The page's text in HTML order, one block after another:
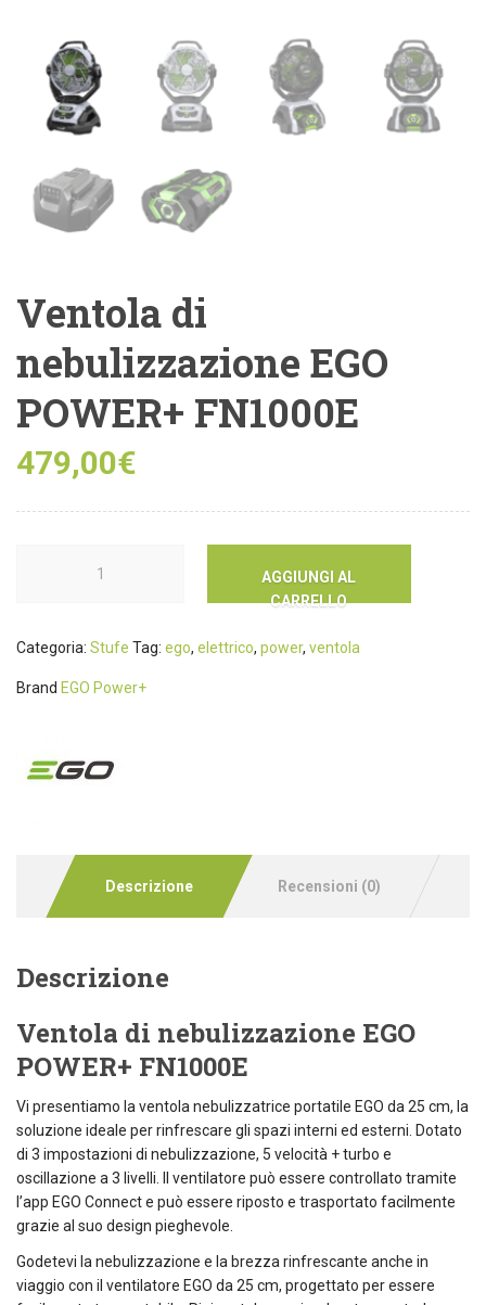
Ventola di
nebulizzazione EGO
POWER+ FN1000E
479,00€
AGGIUNGI AL
CARRELLO
Categoria: Stufe Tag: ego, elettrico, power, ventola
Brand EGO Power+
Descrizione Recensioni (0)
Descrizione
Ventola di nebulizzazione EGO
POWER+ FN1000E
Vi presentiamo la ventola nebulizzatrice portatile EGO da 25 cm, la
soluzione ideale per rinfrescare gli spazi interni ed esterni. Dotato
di 3 impostazioni di nebulizzazione, 5 velocità + turbo e
oscillazione a 3 livelli. Il ventilatore può essere controllato tramite
l’app EGO Connect e può essere riposto e trasportato facilmente
grazie al suo design pieghevole.
Godetevi la nebulizzazione e la brezza rinfrescante anche in
viaggio con il ventilatore EGO da 25 cm, progettato per essere